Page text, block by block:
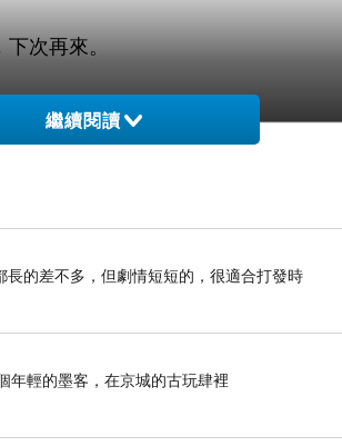
次再來。
媲美高鐵和機場捷運！
繼續閱讀
的差不多，但劇情短短的，很適合打發時
京城的古玩肆裡